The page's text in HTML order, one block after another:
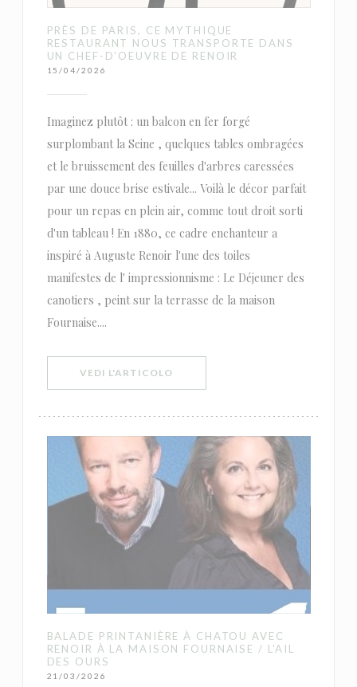
PRÈS DE PARIS, CE MYTHIQUE
RESTAURANT NOUS TRANSPORTE DANS
UN CHEF-D'OEUVRE DE RENOIR
15/04/2026
Imaginez plutôt : un balcon en fer forgé
surplombant la Seine , quelques tables ombragées
et le bruissement des feuilles d'arbres caressées
par une douce brise estivale... Voilà le décor parfait
pour un repas en plein air, comme tout droit sorti
d'un tableau ! En 1880, ce cadre enchanteur a
inspiré à Auguste Renoir l'une des toiles
manifestes de l' impressionnisme : Le Déjeuner des
canotiers , peint sur la terrasse de la maison
Fournaise....
VEDI L'ARTICOLO
BALADE PRINTANIÈRE À CHATOU AVEC
RENOIR À LA MAISON FOURNAISE / L'AIL
DES OURS
21/03/2026